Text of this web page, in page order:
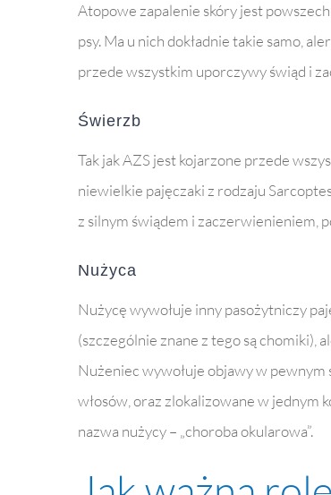
Atopowe zapalenie skóry jest
psy. Ma u nich dokładnie takie samo,
przede wszystkim uporczywy świąd i
Świerzb
Tak jak AZS jest kojarzone przede
niewielkie pajęczaki z rodzaju
z silnym świądem i zaczerwienieniem,
Nużyca
Nużycę wywołuje inny pasożytniczy
(szczególnie znane z tego są chomiki),
Nużeniec wywołuje objawy w
włosów, oraz zlokalizowane w jednym
nazwa nużycy – „choroba okularowa”.